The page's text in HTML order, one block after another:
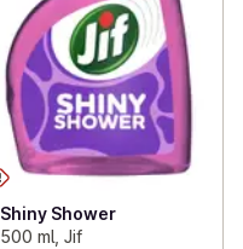
Shiny Shower
500 ml, Jif